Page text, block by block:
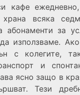
кафе
всяка
абонаменти за
използваме.
с колегите,
и
ясно защо в
Тези